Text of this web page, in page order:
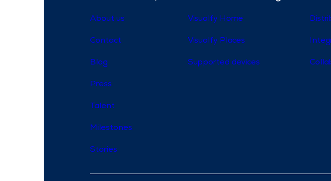
About us
Contact
Blog
Press
Talent
Milestones
Stories
Visualfy Home
Visualfy Places
Supported devices